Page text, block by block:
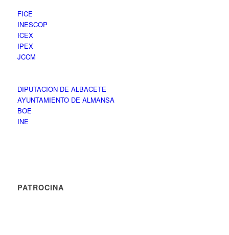
FICE
INESCOP
ICEX
IPEX
JCCM
DIPUTACION DE ALBACETE
AYUNTAMIENTO DE ALMANSA
BOE
INE
PATROCINA